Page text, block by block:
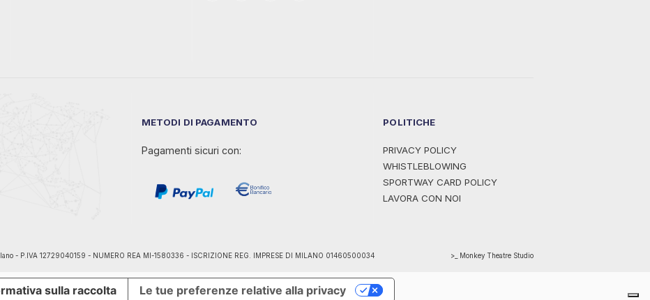
METODI DI PAGAMENTO
Pagamenti sicuri con:
POLITICHE
PRIVACY POLICY
WHISTLEBLOWING
SPORTWAY CARD POLICY
LAVORA CON NOI
- P.IVA 12729040159 - NUMERO REA MI-1580336 - ISCRIZIONE REG. IMPRESE DI MILANO 01460500034 >_ Monkey Theatre Studio
sulla raccolta Le tue preferenze relative alla privacy